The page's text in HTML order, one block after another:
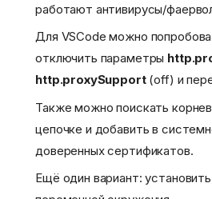
работают антивирусы/
Для VSCode можно
отключить параметры
http.proxySupport(off) и
Также можно поискать
цепочке и добавить в
доверенных сертификатов.
Ещё один вариант: